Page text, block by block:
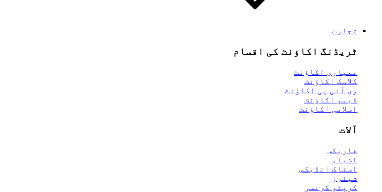
تجارت
ٹریڈنگ اکاؤنٹ کی اقسام
معیاری اکاؤنٹ
کلاسک اکاؤنٹ
وی آئی پی اکاؤنٹ
ڈیمو اکاؤنٹ
اسلامی اکاؤنٹ
آلات
فاریکس
اشیاء
اسٹاک انڈیکس
شیئرز
کرپٹو کرنسی